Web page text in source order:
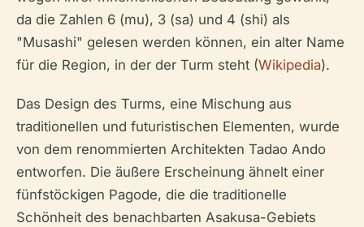
da die Zahlen 6 (mu), 3 (sa) und 4 (shi) als
"Musashi" gelesen werden können, ein alter Name
für die Region, in der der Turm steht (Wikipedia).
Das Design des Turms, eine Mischung aus
traditionellen und futuristischen Elementen, wurde
von dem renommierten Architekten Tadao Ando
entworfen. Die äußere Erscheinung ähnelt einer
fünfstöckigen Pagode, die die traditionelle
Schönheit des benachbarten Asakusa-Gebiets